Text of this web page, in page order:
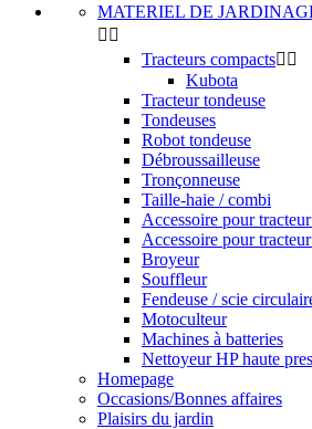
MATERIEL DE
 
Tracteurs compacts 
Kubota
Tracteur tondeuse
Tondeuses
Robot tondeuse
Débroussailleuse
Tronçonneuse
Taille-haie / combi
Accessoire pour
Accessoire pour
Broyeur
Souffleur
Fendeuse / scie
Motoculteur
Machines à batteries
Nettoyeur HP haute
Homepage
Occasions/Bonnes affaires
Plaisirs du jardin